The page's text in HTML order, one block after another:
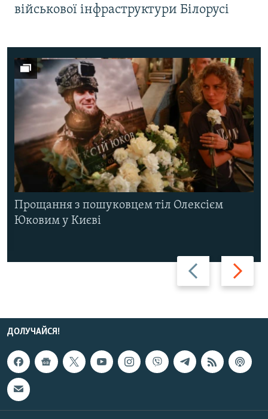
військової інфраструктури Білорусі
Назад Вперед
Прощання з пошуковцем тіл Олексієм
Юковим у Києві
ДОЛУЧАЙСЯ!